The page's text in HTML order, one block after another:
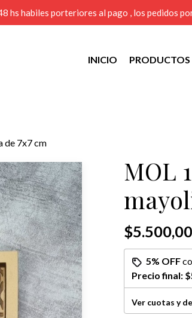
hs habiles porteriores al pago , los pedidos
INICIO PRODUCTOS
de 7x7 cm
MOL
$5.500,00
5% OFF
Precio final:
Ver cuotas y